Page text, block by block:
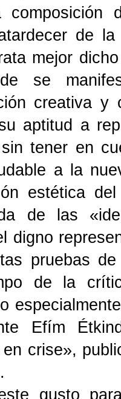
composición
de
mejor
se
creativa y
aptitud a
tener en
a la
estética
de las
digno
pruebas
de la
Efím
crise»,
gusto